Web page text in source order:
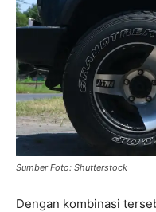
Sumber Foto: Shutterstock
Dengan kombinasi